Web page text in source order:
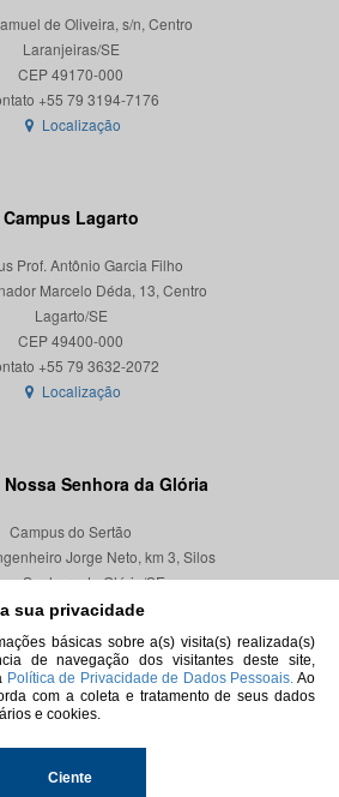
sua privacidade
básicas sobre a(s) visita(s) realizada(s)
de navegação dos visitantes deste site,
Política de Privacidade de Dados Pessoais. Ao
com a coleta e tratamento de seus dados
e cookies.
Ciente
de Oliveira, s/n, Centro
Laranjeiras/SE
CEP 49170-000
Localização
Campus Lagarto
Prof. Antônio Garcia Filho
Marcelo Déda, 13, Centro
Lagarto/SE
CEP 49400-000
Localização
Senhora da Glória
Campus do Sertão
Jorge Neto, km 3, Silos
Senhora da Glória/SE
CEP 49680-000
Localização
os direitos reservados.